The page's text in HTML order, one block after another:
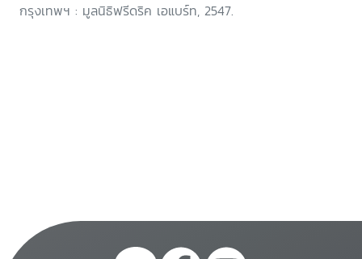
กรุงเทพฯ : มูลนิธิฟรีดริค เอแบร์ท, 2547.